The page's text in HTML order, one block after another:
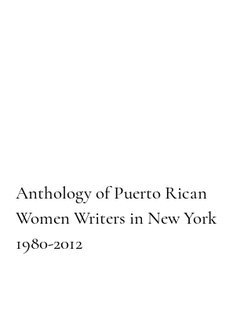
Anthology of Puerto Rican
Women Writers in New York
1980-2012